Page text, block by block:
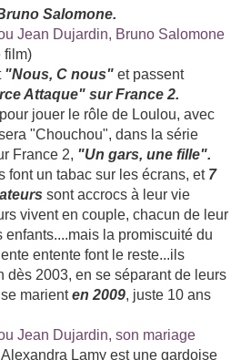
Salomone.
film)
"Nous, C nous" et passent
Attaque" sur France 2.
jouer le rôle de Loulou, avec
"Chouchou", dans la série
France 2, "Un gars, une fille".
font un tabac sur les écrans, et 7
sont accrocs à leur vie
vivent en couple, chacun de leur
enfants....mais la promiscuité du
entente font le reste...ils
dès 2003, en se séparant de leurs
marienten 2009, juste 10 ans
Lamy est une gardoise